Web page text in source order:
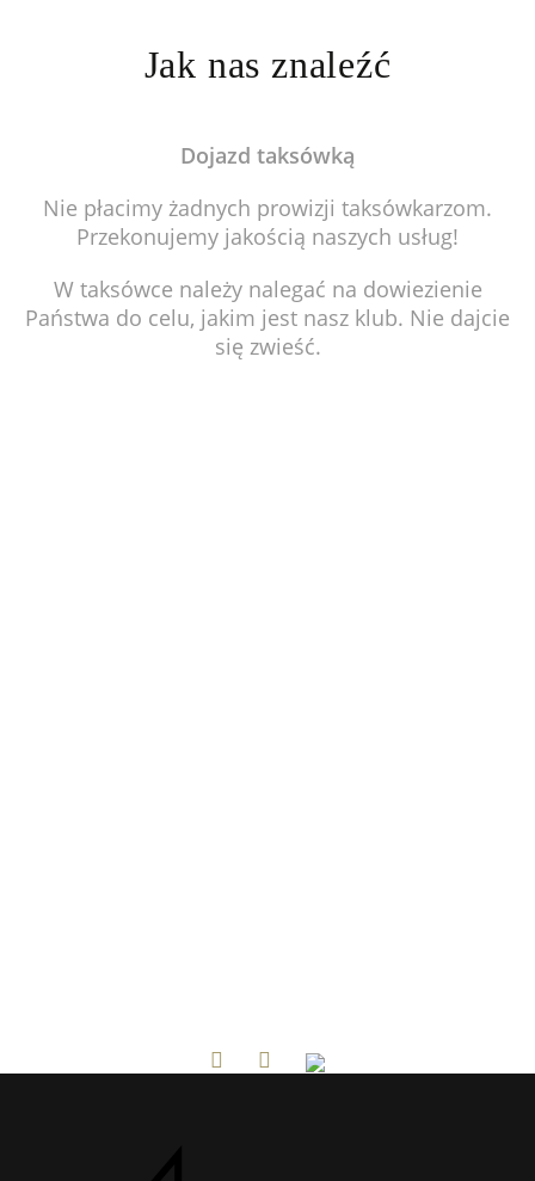
Jak nas znaleźć
Dojazd taksówką
Nie płacimy żadnych prowizji taksówkarzom.
Przekonujemy jakością naszych usług!
W taksówce należy nalegać na dowiezienie
Państwa do celu, jakim jest nasz klub. Nie dajcie
się zwieść.